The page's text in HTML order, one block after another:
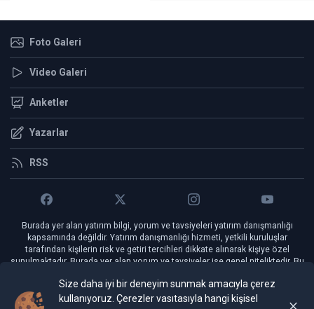
Foto Galeri
Video Galeri
Anketler
Yazarlar
RSS
Burada yer alan yatırım bilgi, yorum ve tavsiyeleri yatırım danışmanlığı
kapsamında değildir. Yatırım danışmanlığı hizmeti, yetkili kuruluşlar
tarafından kişilerin risk ve getiri tercihleri dikkate alınarak kişiye özel
sunulmaktadır. Burada yer alan yorum ve tavsiyeler ise genel niteliktedir. Bu
Bu nedenle, sadece burada yer alan bilgilere dayanılarak yatırım kararı
verilmesi beklentilerinize uygun sonuçlar doğurmayabilir.
Size daha iyi bir deneyim sunmak amacıyla çerez
kullanıyoruz. Çerezler vasıtasıyla hangi kişisel